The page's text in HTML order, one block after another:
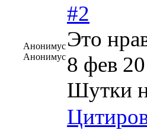
Анонимус
Анонимус
#2
Это
8 фев
Шутки